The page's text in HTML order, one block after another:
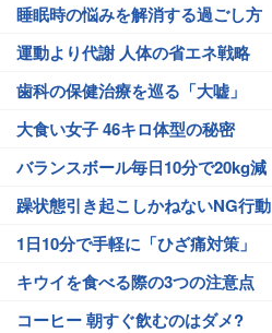
睡眠時の悩みを解消する過ごし方
運動より代謝 人体の省エネ戦略
歯科の保健治療を巡る「大嘘」
大食い女子 46キロ体型の秘密
バランスボール毎日10分で20kg減
躁状態引き起こしかねないNG行動
1日10分で手軽に「ひざ痛対策」
キウイを食べる際の3つの注意点
コーヒー 朝すぐ飲むのはダメ?